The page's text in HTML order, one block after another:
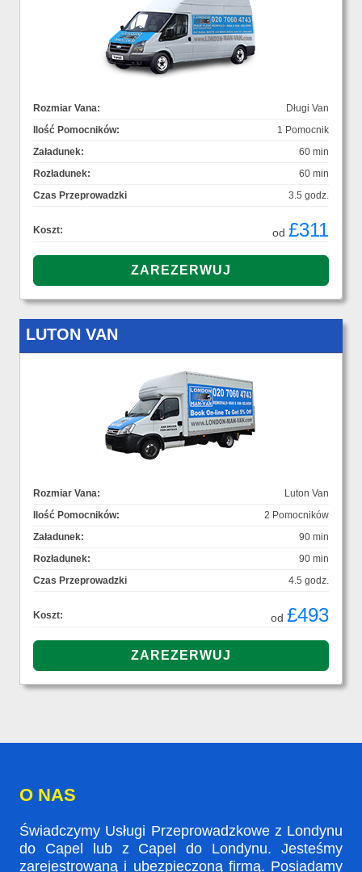
Rozmiar Vana:
Długi Van
Ilość Pomocników:
1 Pomocnik
Załadunek:
60 min
Rozładunek:
60 min
Czas Przeprowadzki
3.5 godz.
Koszt: od £311
LUTON VAN
Rozmiar Vana:
Luton Van
Ilość Pomocników:
2 Pomocników
Załadunek:
90 min
Rozładunek:
90 min
Czas Przeprowadzki
4.5 godz.
Koszt: od £493
O NAS
Świadczymy Usługi Przeprowadzkowe z Londynu
do Capel lub z Capel do Londynu. Jesteśmy
zarejestrowaną i ubezpieczoną firmą. Posiadamy